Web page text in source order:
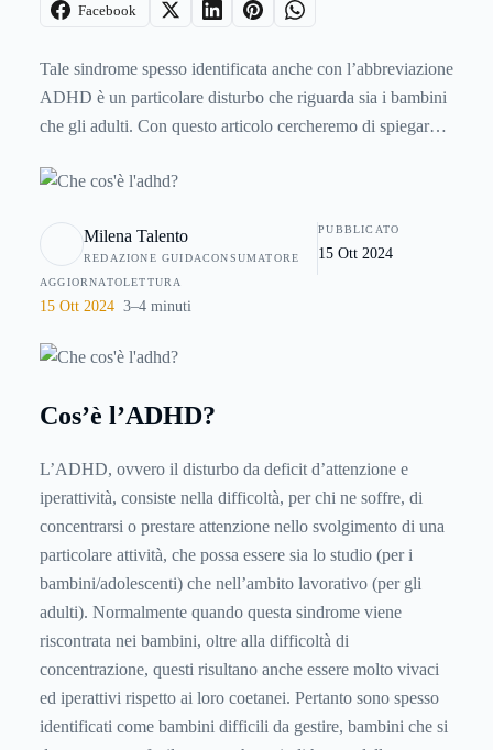
Facebook
Tale sindrome spesso identificata anche con l’abbreviazione
ADHD è un particolare disturbo che riguarda sia i bambini
che gli adulti. Con questo articolo cercheremo di spiegare
bambini e come poter intervenire.
Milena Talento
REDAZIONE GUIDACONSUMATORE
PUBBLICATO
15 Ott 2024
AGGIORNATO
15 Ott 2024
LETTURA
3–4 minuti
Cos’è l’ADHD?
L’ADHD, ovvero il disturbo da deficit d’attenzione e
iperattività, consiste nella difficoltà, per chi ne soffre, di
concentrarsi o prestare attenzione nello svolgimento di una
particolare attività, che possa essere sia lo studio (per i
bambini/adolescenti) che nell’ambito lavorativo (per gli
adulti). Normalmente quando questa sindrome viene
riscontrata nei bambini, oltre alla difficoltà di
concentrazione, questi risultano anche essere molto vivaci
ed iperattivi rispetto ai loro coetanei. Pertanto sono spesso
identificati come bambini difficili da gestire, bambini che si